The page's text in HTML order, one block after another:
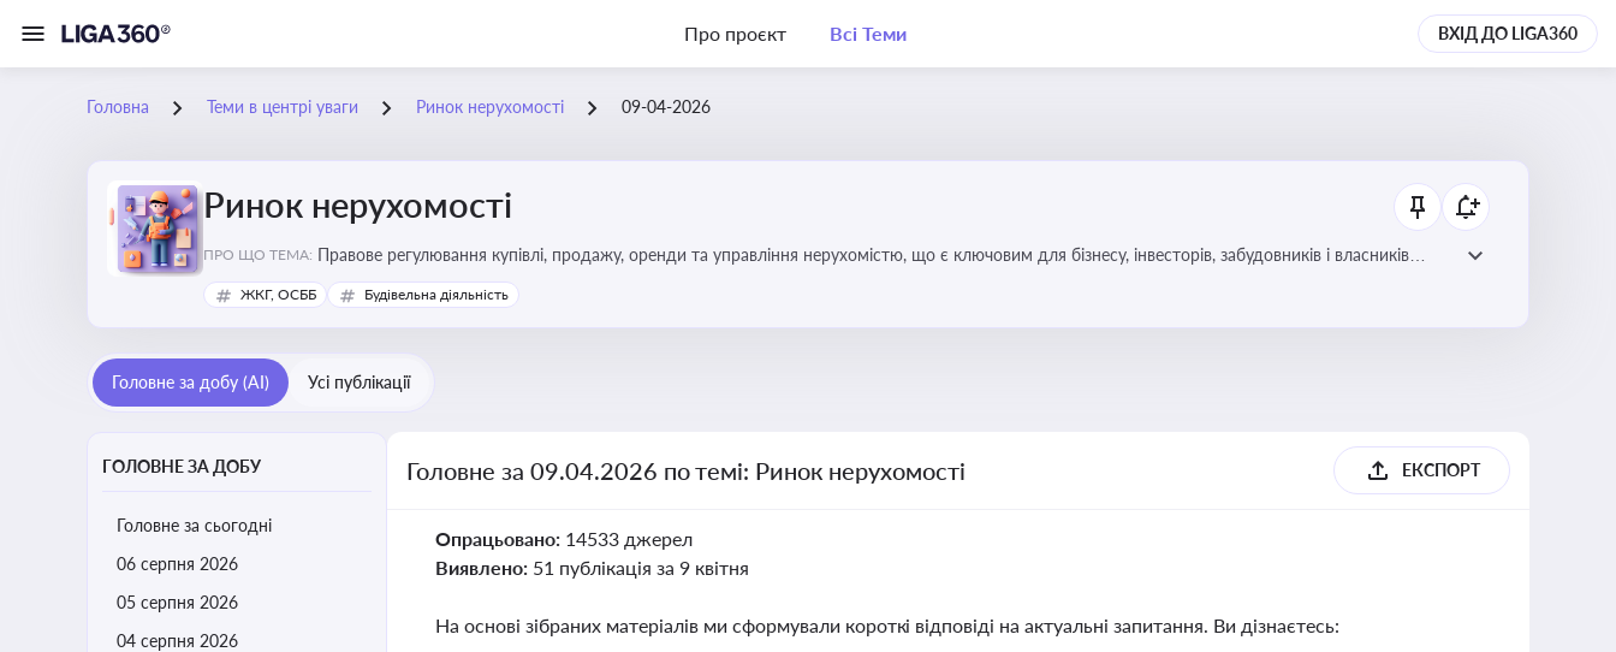
Про проєкт Всі Теми ВХІД ДО LIGA360
Головна Теми в центрі уваги Ринок нерухомості 09-04-2026
Ринок нерухомості
ПРО ЩО ТЕМА: Правове регулювання купівлі, продажу, оренди та управління нерухомістю, що є ключовим для бізнесу, інвесторів, забудовників і власників
об’єктів майна
ЖКГ, ОСББ Будівельна діяльність
Головне за добу (AI) Усі публікації
ГОЛОВНЕ ЗА ДОБУ
Головне за сьогодні
06 серпня 2026
05 серпня 2026
04 серпня 2026
Головне за 09.04.2026 по темі: Ринок нерухомості ЕКСПОРТ
Опрацьовано: 14533 джерел
Виявлено: 51 публікація за 9 квітня
На основі зібраних матеріалів ми сформували короткі відповіді на актуальні запитання. Ви дізнаєтесь: